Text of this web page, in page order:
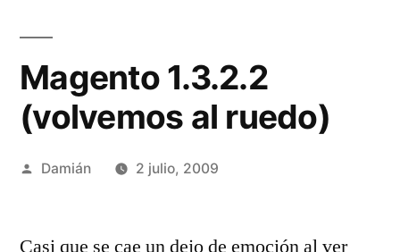
Magento 1.3.2.2
(volvemos al ruedo)
Publicado
Damián 2 julio, 2009
Casi que se cae un dejo de emoción al ver